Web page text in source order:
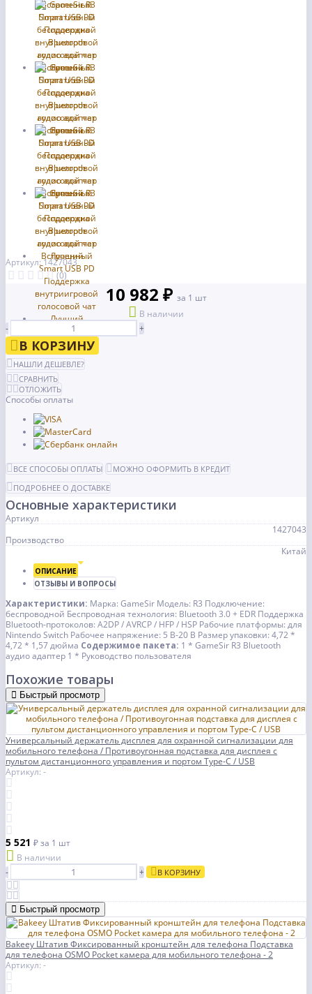
Артикул: 1427043
(0)
10 982 ₽ за 1 шт
В наличии
-
+
В КОРЗИНУ
НАШЛИ ДЕШЕВЛЕ?
СРАВНИТЬ
ОТЛОЖИТЬ
Способы оплаты
ВСЕ СПОСОБЫ ОПЛАТЫ
МОЖНО ОФОРМИТЬ В КРЕДИТ
ПОДРОБНЕЕ О ДОСТАВКЕ
Основные характеристики
Артикул
1427043
Производство
Китай
ОПИСАНИЕ
ОТЗЫВЫ И ВОПРОСЫ
Характеристики: Марка: GameSir Модель: R3 Подключение:
беспроводной Беспроводная технология: Bluetooth 3.0 + EDR Поддержка
Bluetooth-протоколов: A2DP / AVRCP / HFP / HSP Рабочие платформы: для
Nintendo Switch Рабочее напряжение: 5 В-20 В Размер упаковки: 4,72 *
4,72 * 1,57 дюйма Содержимое пакета: 1 * GameSir R3 Bluetooth
аудио адаптер 1 * Руководство пользователя
Похожие товары
Быстрый просмотр
Универсальный держатель дисплея для охранной сигнализации для
мобильного телефона / Противоугонная подставка для дисплея с
пультом дистанционного управления и портом Type-C / USB
Артикул: -
5 521 ₽за 1 шт
В наличии
-
+ В КОРЗИНУ
Быстрый просмотр
Bakeey Штатив Фиксированный кронштейн для телефона Подставка
для телефона OSMO Pocket камера для мобильного телефона - 2
Артикул: -